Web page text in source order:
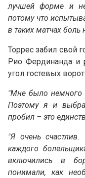
лучшей форме и
потому что
в таких матчах боль
Торрес забил свой
Рио Фердинанда и
угол гостевых ворот.
"Мне было немного
Поэтому я и
пробил – это
"Я очень
каждого
включились в
понимали, как